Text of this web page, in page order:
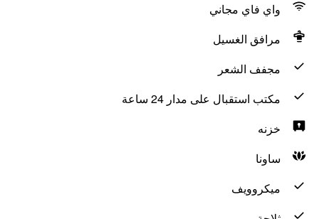
واي فاي مجاني
مرافق الغسيل
مجفف الشعر
مكتب استقبال على مدار 24 ساعة
خزنه
ساونا
ميكروويف